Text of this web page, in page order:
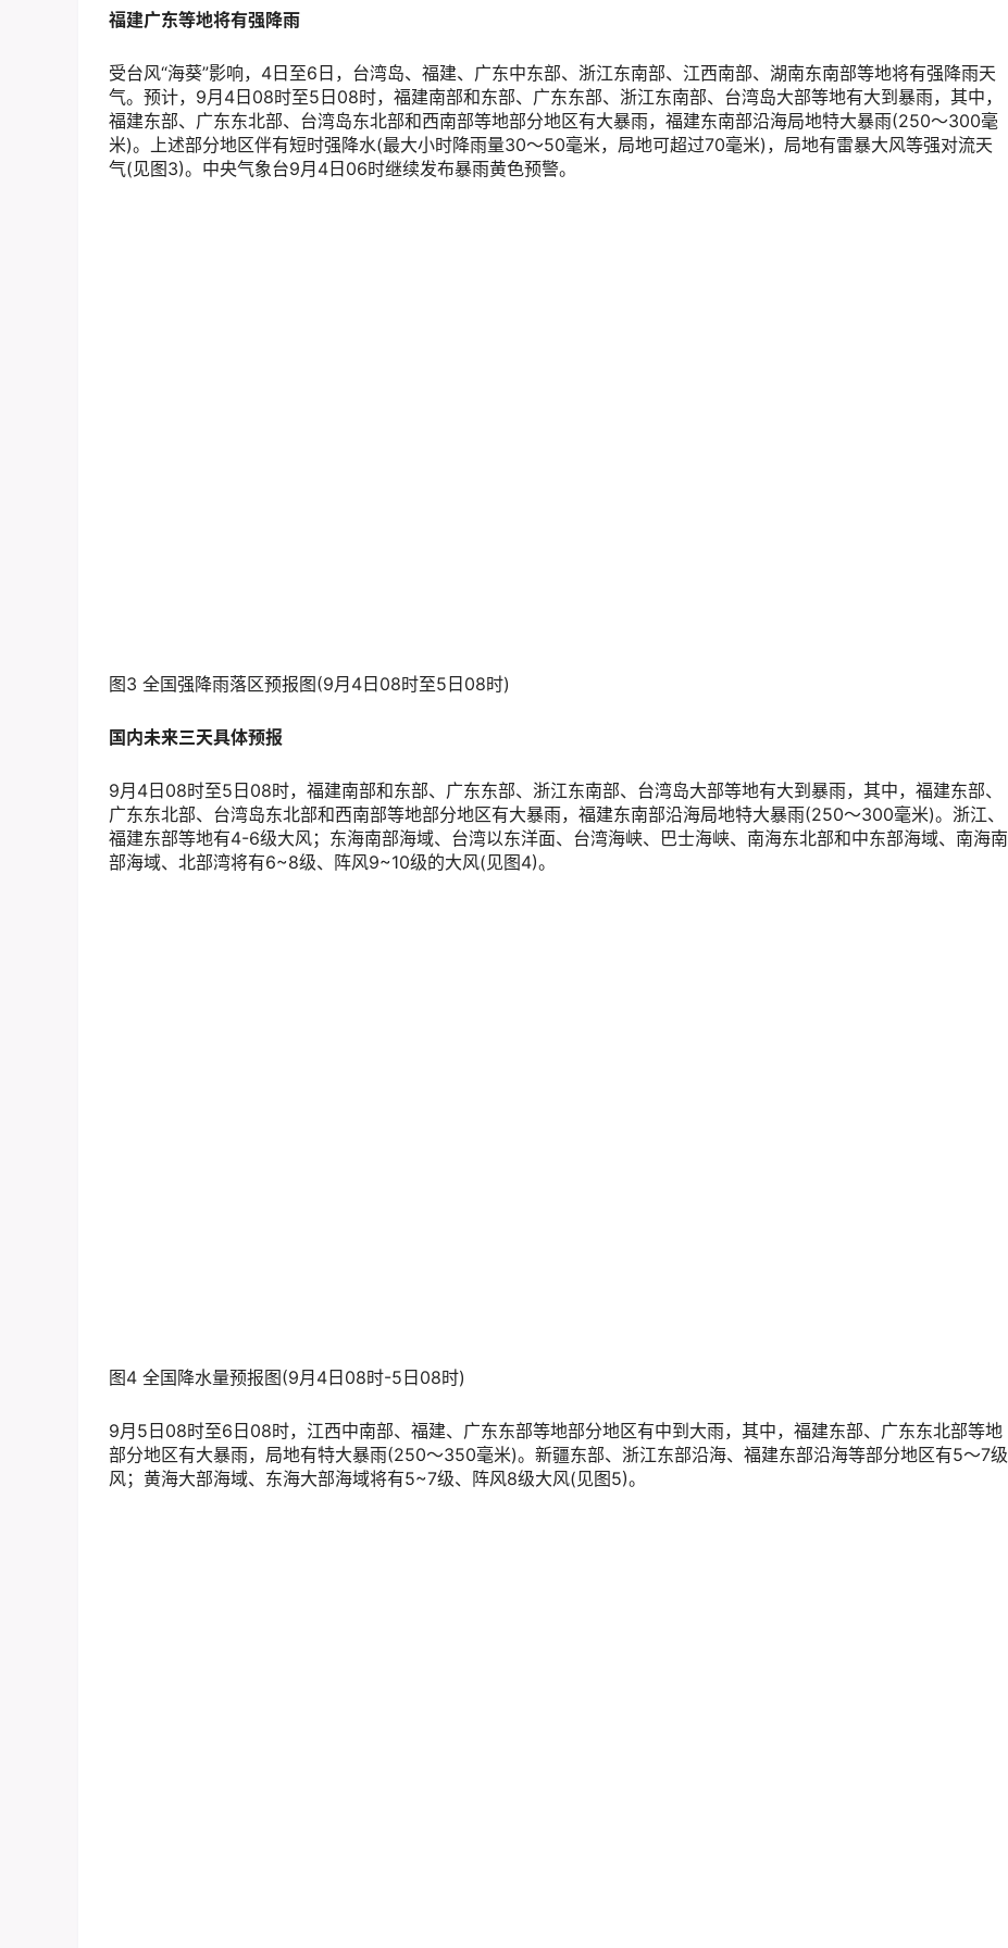
福建广东等地将有强降雨
受台风“海葵”影响，4日至6日，台湾岛、福建、广东中东部、浙江东南部、江西南部、湖南东南部等地将有强降雨天
气。预计，9月4日08时至5日08时，福建南部和东部、广东东部、浙江东南部、台湾岛大部等地有大到暴雨，其中，
福建东部、广东东北部、台湾岛东北部和西南部等地部分地区有大暴雨，福建东南部沿海局地特大暴雨(250～300毫
米)。上述部分地区伴有短时强降水(最大小时降雨量30～50毫米，局地可超过70毫米)，局地有雷暴大风等强对流天
气(见图3)。中央气象台9月4日06时继续发布暴雨黄色预警。
图3 全国强降雨落区预报图(9月4日08时至5日08时)
国内未来三天具体预报
9月4日08时至5日08时，福建南部和东部、广东东部、浙江东南部、台湾岛大部等地有大到暴雨，其中，福建东部、
广东东北部、台湾岛东北部和西南部等地部分地区有大暴雨，福建东南部沿海局地特大暴雨(250～300毫米)。浙江、
福建东部等地有4-6级大风；东海南部海域、台湾以东洋面、台湾海峡、巴士海峡、南海东北部和中东部海域、南海南
部海域、北部湾将有6~8级、阵风9~10级的大风(见图4)。
图4 全国降水量预报图(9月4日08时-5日08时)
9月5日08时至6日08时，江西中南部、福建、广东东部等地部分地区有中到大雨，其中，福建东部、广东东北部等地
部分地区有大暴雨，局地有特大暴雨(250～350毫米)。新疆东部、浙江东部沿海、福建东部沿海等部分地区有5～7级
风；黄海大部海域、东海大部海域将有5~7级、阵风8级大风(见图5)。